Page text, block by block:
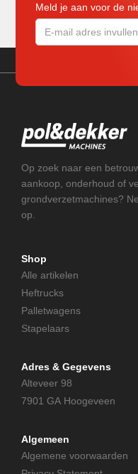
Meld je aan voor de
Op zoek naar een
aankoop, onderhoud of
grondverzetmachines?
op.
Shop
Alle artikelen
Heftrucks
Palletwagens
Stapelaars
Adres & Gegevens
Alteveer 98
7901 GA Hoogeveen
Algemeen
Algemene voorwaarden